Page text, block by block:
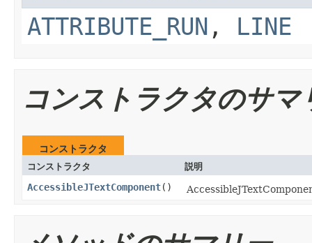
ATTRIBUTE_RUN , LINE
コンストラクタのサマ
コンストラクタ
コンストラクタ 説明
AccessibleJTextComponent()